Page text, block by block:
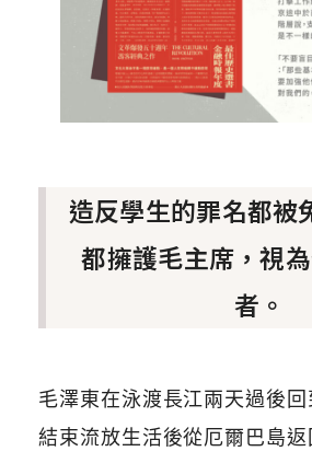
造反學生的罪名都被
都擁護毛主席，視
者。
毛澤東在泳渡長江兩天過後
結束流放生活後從厄爾巴島